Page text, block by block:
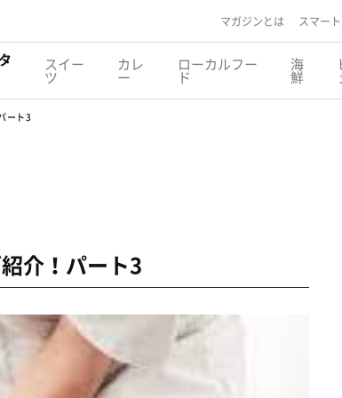
マガジンとは スマー
スイー
ツ
カレ
ー
ローカルフー
ド
海
鮮
ート3
介！パート3